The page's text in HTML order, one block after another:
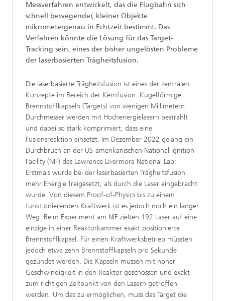
Messverfahren entwickelt, das die Flugbahn sich
schnell bewegender, kleiner Objekte
mikrometergenau in Echtzeit bestimmt. Das
Verfahren könnte die Lösung für das Target-
Tracking sein, eines der bisher ungelösten Probleme
der laserbasierten Trägheitsfusion.
Die laserbasierte Trägheitsfusion ist eines der zentralen
Konzepte im Bereich der Kern­fusion. Kugelförmige
Brennstoffkapseln (Targets) von wenigen Millimetern
Durchmesser werden mit Hochenergielasern bestrahlt
und dabei so stark komprimiert, dass eine
Fusionsreaktion einsetzt. Im Dezember 2022 gelang ein
Durchbruch an der US-amerikanischen National Ignition
Facility (NIF) des Lawrence Livermore National Lab:
Erstmals wurde bei der laserbasierten Trägheitsfusion
mehr Energie freigesetzt, als durch die Laser eingebracht
wurde. Von diesem Proof-of-Physics bis zu einem
funktionierenden Kraftwerk ist es jedoch noch ein langer
Weg. Beim Experiment am NIF zielten 192 Laser auf eine
einzige in einer Reaktorkammer exakt positionierte
Brennstoffkapsel. Für einen Kraftwerksbetrieb müssten
jedoch etwa zehn Brennstoffkapseln pro Sekunde
gezündet werden. Die Kapseln müssen mit hoher
Geschwindigkeit in den Reaktor geschossen und exakt
zum richtigen Zeitpunkt von den Lasern getroffen
werden. Um das zu ermöglichen, muss das Target die